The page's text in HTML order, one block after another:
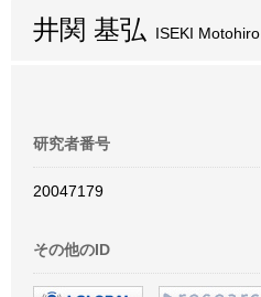
井関 基弘 ISEKI Motohiro
研究者番号
20047179
その他のID